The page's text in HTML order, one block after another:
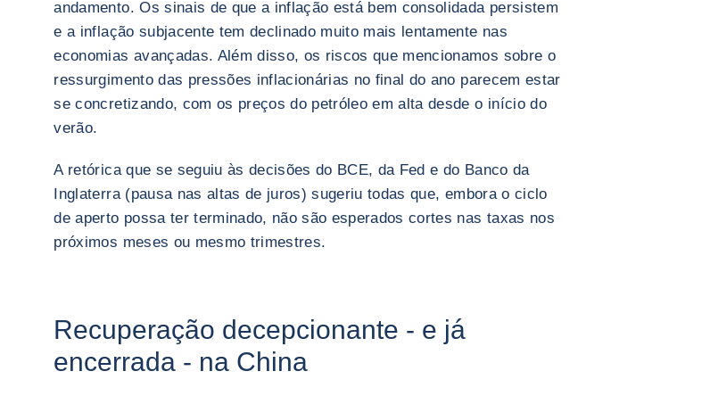
andamento. Os sinais de que a inflação está bem consolidada persistem
e a inflação subjacente tem declinado muito mais lentamente nas
economias avançadas. Além disso, os riscos que mencionamos sobre o
ressurgimento das pressões inflacionárias no final do ano parecem estar
se concretizando, com os preços do petróleo em alta desde o início do
verão.
A retórica que se seguiu às decisões do BCE, da Fed e do Banco da
Inglaterra (pausa nas altas de juros) sugeriu todas que, embora o ciclo
de aperto possa ter terminado, não são esperados cortes nas taxas nos
próximos meses ou mesmo trimestres.
Recuperação decepcionante - e já
encerrada - na China